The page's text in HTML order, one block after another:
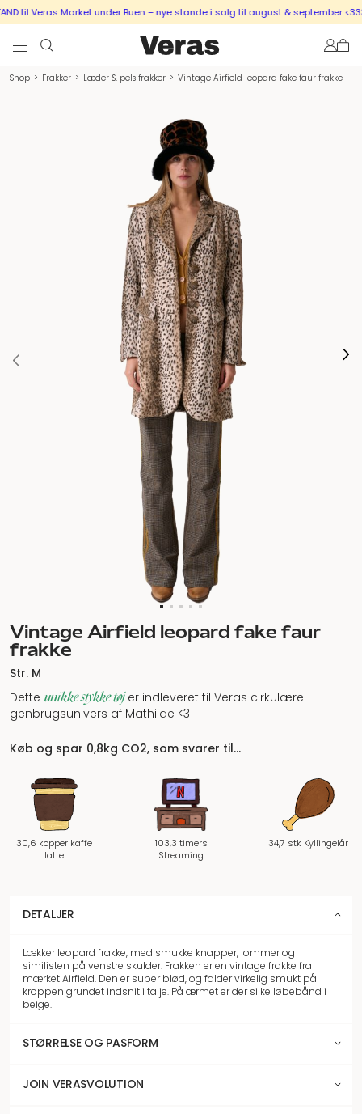
til Veras Market under Buen – nye stande i salg til august & september <333
Shop > Frakker > Læder & pels frakker > Vintage Airfield leopard fake faur frakke
Vintage Airfield leopard fake faur
frakke
Str. M
Dette unikke stykke tøjer indleveret til Veras cirkulære
genbrugsunivers af Mathilde <3
Køb og spar 0,8kg CO2, som svarer til…
30,6 kopper kaffe
latte
103,3 timers
Streaming
34,7 stk Kyllingelår
DETALJER
Lækker leopard frakke, med smukke knapper, lommer og
similisten på venstre skulder. Frakken er en vintage frakke fra
mærket Airfield. Den er super blød, og falder virkelig smukt på
kroppen grundet indsnit i talje. På ærmet er der silke løbebånd i
beige.
STØRRELSE OG PASFORM
JOIN VERASVOLUTION